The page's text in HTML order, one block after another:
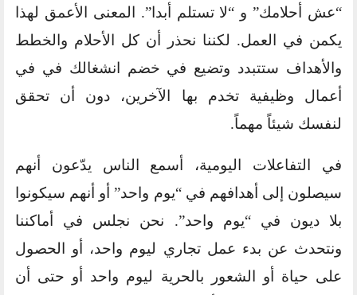
“عش أحلامك” و “لا تستلم أبدا”. المعنى الأعمق لهذا
يكمن في العمل. لكننا نحذر أن كل الأحلام والخطط
والأهداف ستتبدد وتضيع في خضم انشغالك في في
أعمال وظيفية تخدم بها الآخرين، دون أن تحقق
لنفسك شيئاً مهماً.
في التفاعلات اليومية، أسمع الناس يدّعون أنهم
سيصلون إلى أهدافهم في “يوم واحد” أو أنهم سيكونوا
بلا ديون في “يوم واحد”. نحن نجلس في أماكننا
ونتحدث عن بدء عمل تجاري ليوم واحد، أو الحصول
على حياة أو الشعور بالحرية ليوم واحد أو حتى أن